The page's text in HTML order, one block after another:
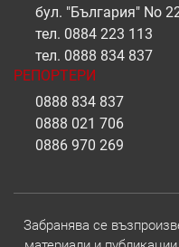
бул. "България" No
тел. 0884 223 113
тел. 0888 834 837
РЕПОРТЕРИ
0888 834 837
0888 021 706
0886 970 269
Забранява се